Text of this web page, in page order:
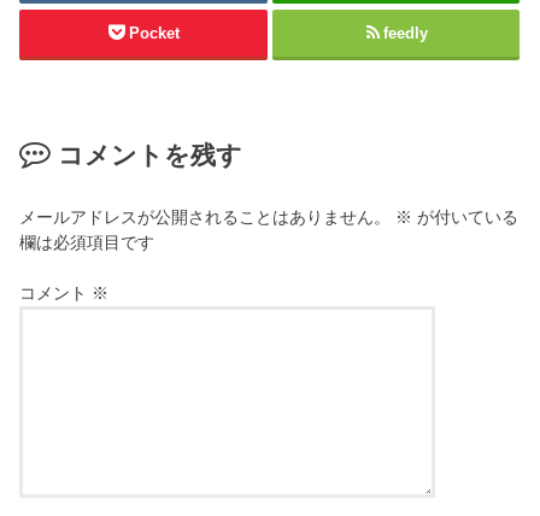
Pocket feedly
コメントを残す
メールアドレスが公開されることはありません。 ※ が付いている
欄は必須項目です
コメント ※